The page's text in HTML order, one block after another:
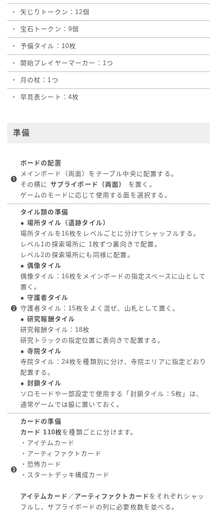
・ 矢じりトークン：12個
・ 宝石トークン：9個
・ 予備タイル：10枚
・ 開始プレイヤーマーカー：1つ
・ 月の杖：1つ
・ 早見表シート：4枚
準備
❶
ボードの配置
メインボード（両面）をテーブル中央に配置する。
その横に サプライボード（両面）
を置く。
ゲームのモードに応じて使用する面を選択する。
❷
タイル類の準備
● 場所タイル（遺跡タイル）
場所タイルを16枚をレベルごとに分けてシャッフルする。
レベル1の探索場所に 1枚ずつ裏向きで配置。
レベル2の探索場所にも同様に配置。
● 偶像タイル
偶像タイル：16枚をメインボードの指定スペースに山として
置く。
● 守護者タイル
守護者タイル：15枚をよく混ぜ、山札として置く。
● 研究報酬タイル
研究報酬タイル：18枚
研究トラックの指定位置に表向きで配置する。
● 寺院タイル
寺院タイル：24枚を種類別に分け、寺院エリアに指定どおり
配置する。
● 封鎖タイル
ソロモードや一部設定で使用する「封鎖タイル：5枚」は、
通常ゲームでは脇に置いておく。
❸
カードの準備
カード 110枚を種類ごとに分けます。
・アイテムカード
・アーティファクトカード
・恐怖カード
・スタートデッキ構成カード
アイテムカード／アーティファクトカード をそれぞれシャッ
フルし、サプライボードの列に必要枚数を並べる。